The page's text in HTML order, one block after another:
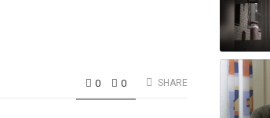
0 0 SHARE